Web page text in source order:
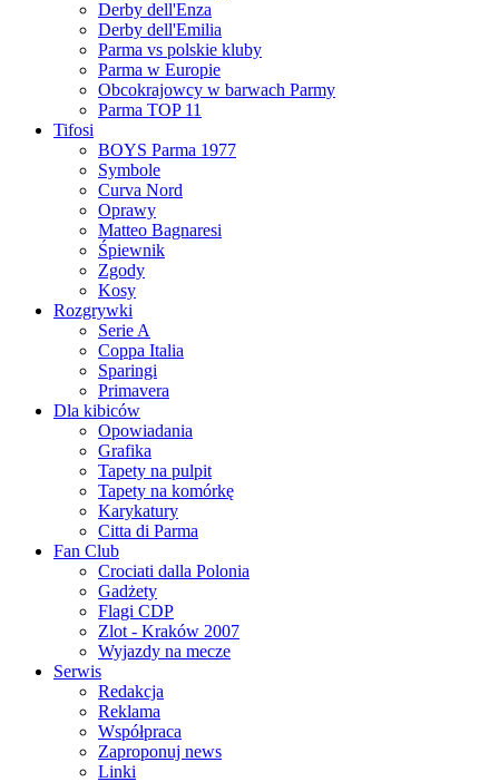
Derby dell'Enza
Derby dell'Emilia
Parma vs polskie kluby
Parma w Europie
Obcokrajowcy w barwach Parmy
Parma TOP 11
Tifosi
BOYS Parma 1977
Symbole
Curva Nord
Oprawy
Matteo Bagnaresi
Śpiewnik
Zgody
Kosy
Rozgrywki
Serie A
Coppa Italia
Sparingi
Primavera
Dla kibiców
Opowiadania
Grafika
Tapety na pulpit
Tapety na komórkę
Karykatury
Citta di Parma
Fan Club
Crociati dalla Polonia
Gadżety
Flagi CDP
Zlot - Kraków 2007
Wyjazdy na mecze
Serwis
Redakcja
Reklama
Współpraca
Zaproponuj news
Linki